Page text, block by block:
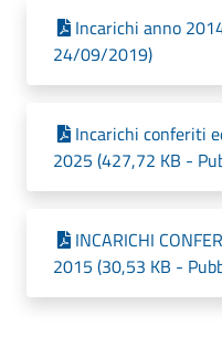
Incarichi anno
24/09/2019)
Incarichi conferiti
2025 (427,72 KB -
INCARICHI
2015 (30,53 KB -